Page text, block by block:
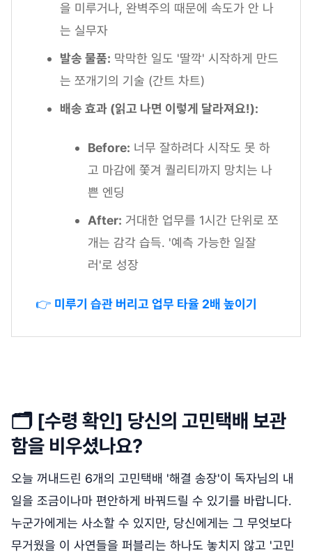
을 미루거나, 완벽주의 때문에 속도가 안 나
는 실무자
발송 물품: 막막한 일도 '딸깍' 시작하게 만드
는 쪼개기의 기술 (간트 차트)
배송 효과 (읽고 나면 이렇게 달라져요!):
Before: 너무 잘하려다 시작도 못 하
고 마감에 쫓겨 퀄리티까지 망치는 나
쁜 엔딩
After: 거대한 업무를 1시간 단위로 쪼
개는 감각 습득. '예측 가능한 일잘
러'로 성장
👉 미루기 습관 버리고 업무 타율 2배 높이기
🗂️ [수령 확인] 당신의 고민택배 보관
함을 비우셨나요?
오늘 꺼내드린 6개의 고민택배 '해결 송장'이 독자님의 내
일을 조금이나마 편안하게 바꿔드릴 수 있기를 바랍니다.
누군가에게는 사소할 수 있지만, 당신에게는 그 무엇보다
무거웠을 이 사연들을 퍼블리는 하나도 놓치지 않고 '고민